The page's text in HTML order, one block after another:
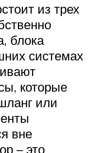
из трех
блока
системах
которые
или
вне
– это